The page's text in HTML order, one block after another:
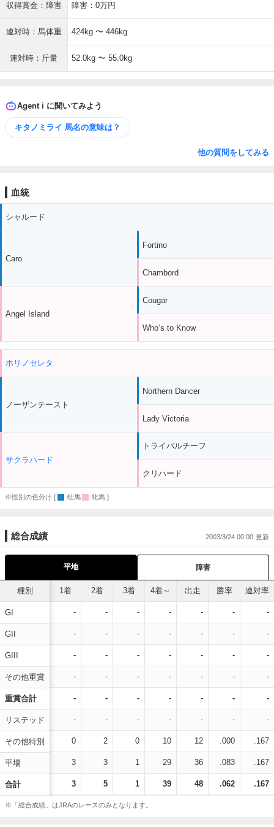
収得賞金：障害 障害：0万円
連対時：馬体重 424kg 〜 446kg
連対時：斤量 52.0kg 〜 55.0kg
Agent i に聞いてみよう
キタノミライ 馬名の意味は？
他の質問をしてみる
血統
シャルード
Caro
Angel Island
Fortino
Chambord
Cougar
Who’s to Know
ホリノセレタ
ノーザンテースト
サクラハード
Northern Dancer
Lady Victoria
トライバルチーフ
クリハード
※性別の色分け [ :牡馬 :牝馬 ]
総合成績 2003/3/24 00:00
平地 障害
種別
GI
GII
GIII
その他重賞
重賞合計
リステッド
その他特別
平場
合計
1着 2着 3着 4着～ 出走 勝率 連対率
- - - - - - -
- - - - - - -
- - - - - - -
- - - - - - -
- - - - - - -
- - - - - - -
0 2 0 10 12 .000 .167
3 3 1 29 36 .083 .167
3 5 1 39 48 .062 .167
※「総合成績」はJRAのレースのみとなります。